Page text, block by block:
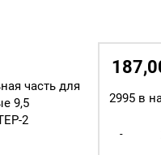
часть для
9,5
2
2995 в
-